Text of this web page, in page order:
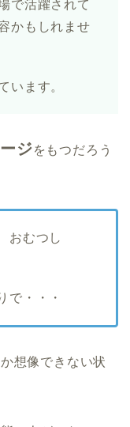
で活躍されて
かもしれませ
います。
ジ をもつだろう
おむつし
で・・・
想像できない状